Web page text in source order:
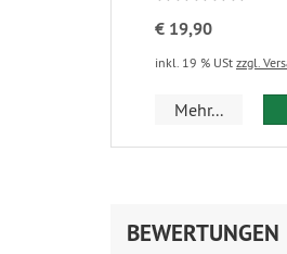
€ 19,90
inkl. 19 % USt zzgl.
Mehr...
BEWERTUNGEN